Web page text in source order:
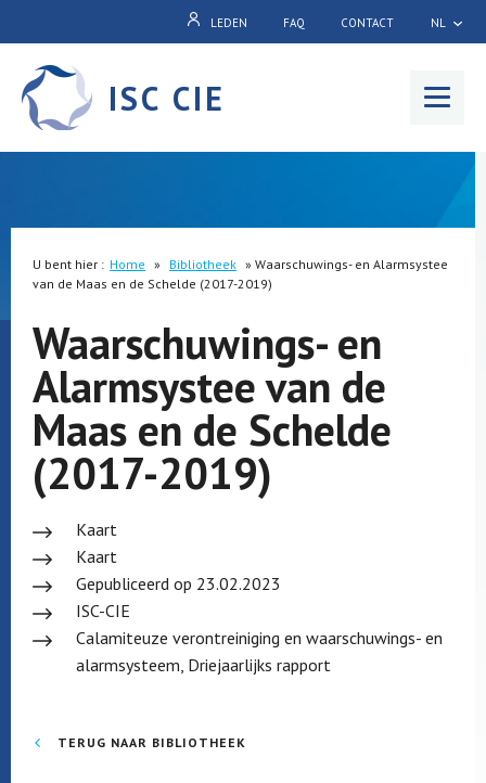
LEDEN FAQ CONTACT NL
ISC CIE
U bent hier : Home » Bibliotheek » Waarschuwings- en Alarmsystee
van de Maas en de Schelde (2017-2019)
Waarschuwings- en
Alarmsystee van de
Maas en de Schelde
(2017-2019)
Kaart
Kaart
Gepubliceerd op 23.02.2023
ISC-CIE
Calamiteuze verontreiniging en waarschuwings- en
alarmsysteem, Driejaarlijks rapport
TERUG NAAR BIBLIOTHEEK